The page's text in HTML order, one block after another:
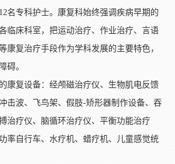
名专科护士。康复科始终强调疾病早期的
临床科室，把运动治疗、作业治疗、言语
康复治疗手段作为学科发展的主要特色，
碍。
康复设备：经颅磁治疗仪、生物肌电反馈
击波、飞鸟架、假肢-矫形器制作设备、吞
治疗仪、脑循环治疗仪、平衡功能治疗
率自行车、水疗机、蜡疗机、儿童感觉统